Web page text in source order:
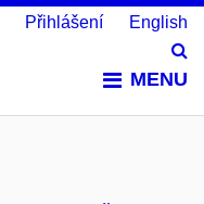
MENU
Přihlášení English